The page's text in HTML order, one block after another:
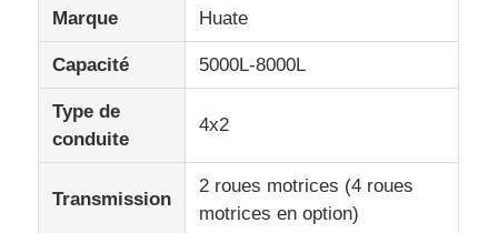
Marque Huate
Capacité 5000L-8000L
Type de
conduite
4x2
Transmission
2 roues motrices (4 roues
motrices en option)